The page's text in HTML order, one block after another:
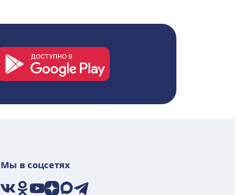
Мы в соцсетях
VKOkYouTube
ДзенMaxTelegram